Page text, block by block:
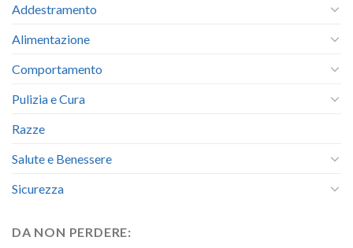
Addestramento
Alimentazione
Comportamento
Pulizia e Cura
Razze
Salute e Benessere
Sicurezza
DA NON PERDERE: